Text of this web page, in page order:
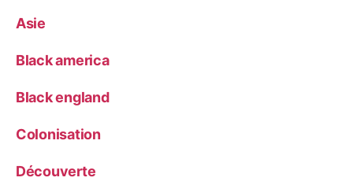
Asie
Black america
Black england
Colonisation
Découverte